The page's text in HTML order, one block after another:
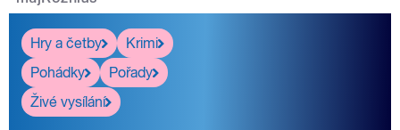
Hry a četby
Krimi
Pohádky
Pořady
Živé vysílání